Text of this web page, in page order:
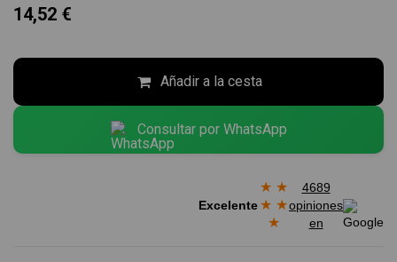
14,52 €
Añadir a la cesta
Consultar por WhatsApp
Excelente
★ ★
★ ★
★
4689
opiniones
en